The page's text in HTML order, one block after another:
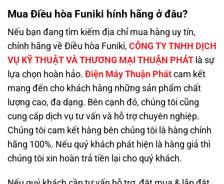
Mua Điều hòa Funiki hính hãng ở đâu?
Nếu bạn đang tìm kiếm địa chỉ mua hàng uy tín,
chính hãng về Điều hòa Funiki, CÔNG TY TNHH DỊCH
VỤ KỸ THUẬT VÀ THƯƠNG MẠI THUẬN PHÁT là sự
lựa chọn hoàn hảo. Điện Máy Thuận Phát cam kết
mang đến cho khách hàng những sản phẩm chất
lượng cao, đa dạng. Bên cạnh đó, chúng tôi cũng
cung cấp dịch vụ tư vấn và hỗ trợ chuyên nghiệp.
Chúng tôi cam kết hàng bên chúng tôi là hàng chính
hãng 100%. Nếu quý khách phát hiện là hàng giả thì
chúng tôi xin hoàn trả tiền lại cho quý khách.